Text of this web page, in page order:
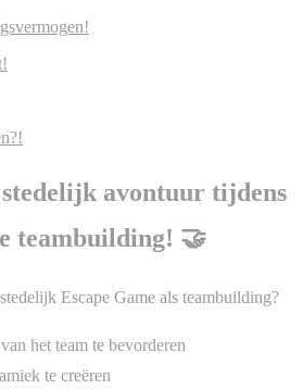
avontuur tijdens
teambuilding! 🤝
Escape Game als teambuilding?
het team te bevorderen
te creëren